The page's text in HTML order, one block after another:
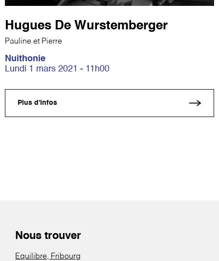
Hugues De Wurstemberger
Pauline et Pierre
Nuithonie
Lundi 1 mars 2021 - 11h00
Plus d'infos
Nous trouver
Equilibre, Fribourg